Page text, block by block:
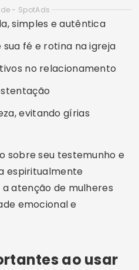
- SpotAds
simples e autêntica
sua fé e rotina na igreja
no relacionamento
evitando gírias
sobre seu testemunho e
espiritualmente
atenção de mulheres
emocional e
ao usar